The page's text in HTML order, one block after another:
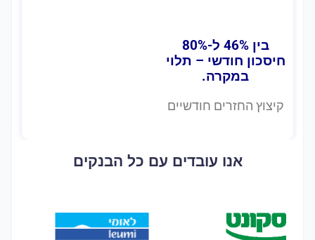
בין ‎46%‎ ל-‎80%‎
חיסכון חודשי – תלוי
במקרה.
קיצוץ החזרים חודשיים
אנו עובדים עם כל הבנקים